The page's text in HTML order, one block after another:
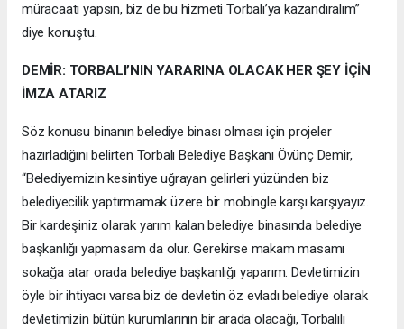
müracaatı yapsın, biz de bu hizmeti Torbalı’ya kazandıralım”
diye konuştu.
DEMİR: TORBALI’NIN YARARINA OLACAK HER ŞEY İÇİN
İMZA ATARIZ
Söz konusu binanın belediye binası olması için projeler
hazırladığını belirten Torbalı Belediye Başkanı Övünç Demir,
“Belediyemizin kesintiye uğrayan gelirleri yüzünden biz
belediyecilik yaptırmamak üzere bir mobingle karşı karşıyayız.
Bir kardeşiniz olarak yarım kalan belediye binasında belediye
başkanlığı yapmasam da olur. Gerekirse makam masamı
sokağa atar orada belediye başkanlığı yaparım. Devletimizin
öyle bir ihtiyacı varsa biz de devletin öz evladı belediye olarak
devletimizin bütün kurumlarının bir arada olacağı, Torbalılı